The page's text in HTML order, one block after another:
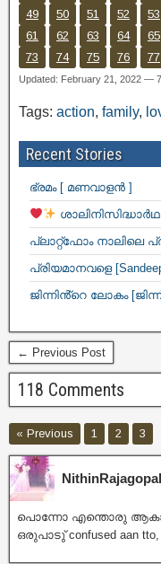
49
50 51 52 53
61
62 63 64 65
73
74 75 76 77
Updated: February 21, 2022 —
Tags: action, family,
Recent Stories
ഭ്രമം [ മണവാളൻ ]
പ്ലാറ്റ്ഫോം നാലിലെ
പ്രിയമാനവളെ
ജിന്നിൻ്റെ ലോകം
← Previous Post
118 Comments
« Previous 1 2 3
NithinRajagopal
പൊന്നോ എന്തൊരു
ഒരുപാടു് confused aan